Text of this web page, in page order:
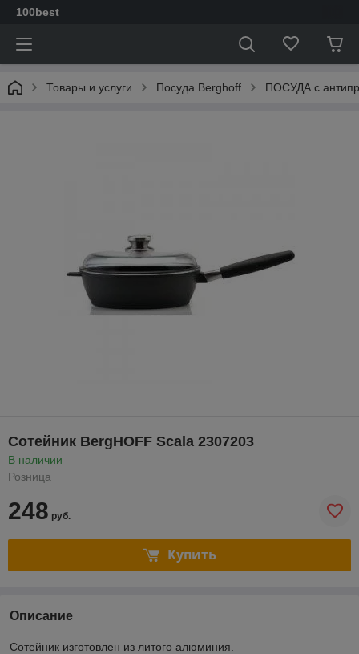
100best
Товары и услуги Посуда Berghoff ПОСУДА с
Сотейник BergHOFF Scala 2307203
В наличии
Розница
248 руб.
Купить
Описание
Сотейник изготовлен из литого алюминия.